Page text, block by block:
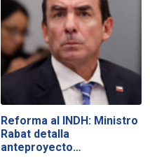
Reforma al INDH: Ministro
Rabat detalla
anteproyecto…